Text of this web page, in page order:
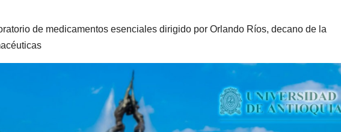
de medicamentos esenciales dirigido por Orlando Ríos, decano de la